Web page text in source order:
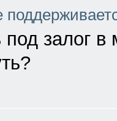
под залог